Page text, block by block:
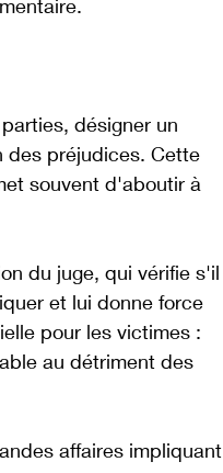
désigner un
des préjudices. Cette
souvent d'aboutir à
du juge, qui vérifie s'il
et lui donne force
pour les victimes :
au détriment des
affaires impliquant